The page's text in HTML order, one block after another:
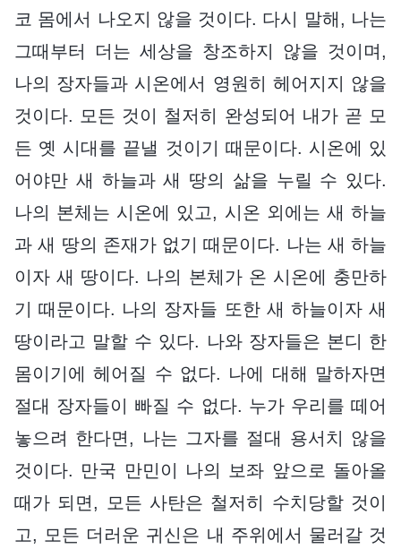
코 몸에서 나오지 않을 것이다. 다시 말해, 나는
그때부터 더는 세상을 창조하지 않을 것이며,
나의 장자들과 시온에서 영원히 헤어지지 않을
것이다. 모든 것이 철저히 완성되어 내가 곧 모
든 옛 시대를 끝낼 것이기 때문이다. 시온에 있
어야만 새 하늘과 새 땅의 삶을 누릴 수 있다.
나의 본체는 시온에 있고, 시온 외에는 새 하늘
과 새 땅의 존재가 없기 때문이다. 나는 새 하늘
이자 새 땅이다. 나의 본체가 온 시온에 충만하
기 때문이다. 나의 장자들 또한 새 하늘이자 새
땅이라고 말할 수 있다. 나와 장자들은 본디 한
몸이기에 헤어질 수 없다. 나에 대해 말하자면
절대 장자들이 빠질 수 없다. 누가 우리를 떼어
놓으려 한다면, 나는 그자를 절대 용서치 않을
것이다. 만국 만민이 나의 보좌 앞으로 돌아올
때가 되면, 모든 사탄은 철저히 수치당할 것이
고, 모든 더러운 귀신은 내 주위에서 물러갈 것